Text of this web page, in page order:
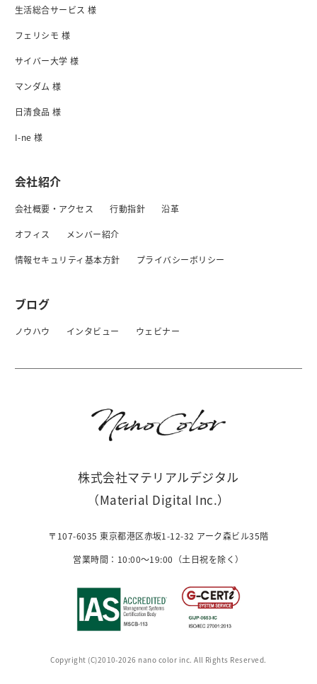
生活総合サービス 様
フェリシモ 様
サイバー大学 様
マンダム 様
日清食品 様
I-ne 様
会社紹介
会社概要・アクセス 行動指針 沿革
オフィス メンバー紹介
情報セキュリティ基本方針 プライバシーボリシー
ブログ
ノウハウ インタビュー ウェビナー
株式会社マテリアルデジタル
（Material Digital Inc.）
〒107-6035 東京都港区赤坂1-12-32 アーク森ビル35階
営業時間：10:00〜19:00（土日祝を除く）
Copyright (C)2010-2026 nano color inc. All Rights Reserved.